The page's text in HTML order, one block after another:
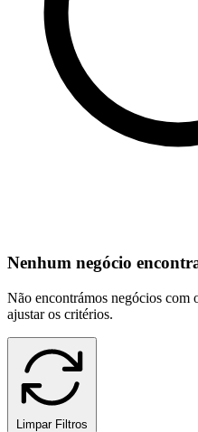
Nenhum negócio
Não encontrámos negócios com
ajustar os critérios.
Limpar Filtros